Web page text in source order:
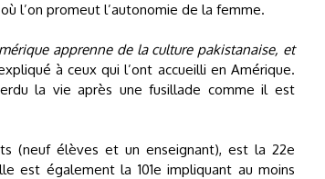
l’on promeut l’autonomie de la femme.
apprenne de la culture pakistanaise, et
à ceux qui l’ont accueilli en Amérique.
la vie après une fusillade comme il est
(neuf élèves et un enseignant), est la 22e
est également la 101e impliquant au moins